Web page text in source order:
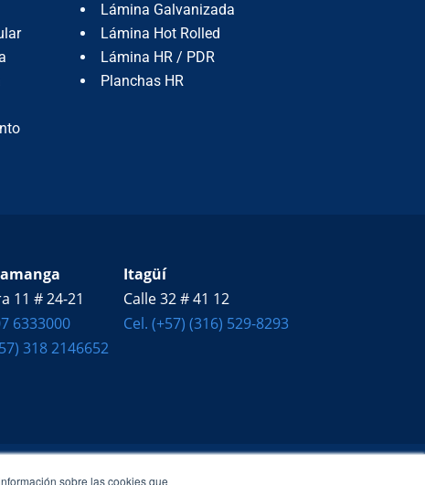
sobre las cookies que
Lámina Galvanizada
Lámina Hot Rolled
Lámina HR / PDR
Planchas HR
11 # 24-21
6333000
318 2146652
Itagüí
Calle 32 # 41 12
Cel. (+57) (316) 529-8293
y comercializando: Tejas marca Duratecho,